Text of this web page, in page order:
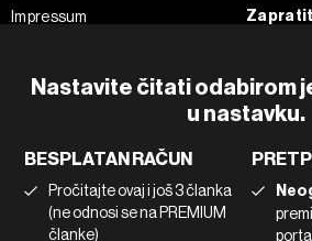
Nastavite čitati odabirom
u nastavku.
BESPLATAN RAČUN
Pročitajte ovaj i još 3 članka
(ne odnosi se na PREMIUM
članke)
Impressum
Pravila privatnosti
Korištenje umjetne inteligencije
Instagram
Twitter
Tiktok